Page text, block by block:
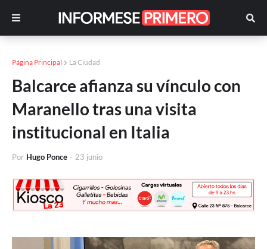
Página Principal La Ciudad
Balcarce afianza su vínculo con
Maranello tras una visita
institucional en Italia
Por Hugo Ponce - 23 junio